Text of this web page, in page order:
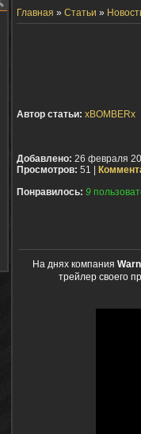
Главная » Статьи »
Автор статьи: xBOMBERx
Добавлено: 26 февраля
Просмотров: 51 |
Понравилось: 9
На днях компания
трейлер своего